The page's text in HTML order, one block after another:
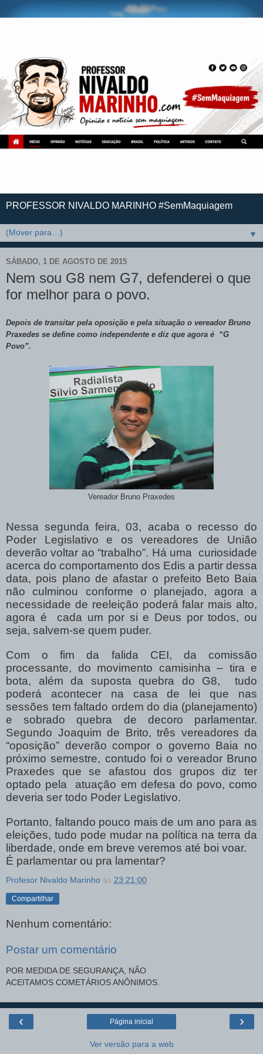
PROFESSOR NIVALDO MARINHO #SemMaquiagem
▼
SÁBADO, 1 DE AGOSTO DE 2015
Nem sou G8 nem G7, defenderei o que
for melhor para o povo.
Depois de transitar pela oposição e pela situação o vereador Bruno
Praxedes se define como independente e diz que agora é “G
Povo”.
Vereador Bruno Praxedes
Nessa segunda feira, 03, acaba o recesso do
Poder Legislativo e os vereadores de União
deverão voltar ao “trabalho”. Há uma curiosidade
acerca do comportamento dos Edis a partir dessa
data, pois plano de afastar o prefeito Beto Baia
não culminou conforme o planejado, agora a
necessidade de reeleição poderá falar mais alto,
agora é cada um por si e Deus por todos, ou
seja, salvem-se quem puder.
Com o fim da falida CEI, da comissão
processante, do movimento camisinha – tira e
bota, além da suposta quebra do G8, tudo
poderá acontecer na casa de lei que nas
sessões tem faltado ordem do dia (planejamento)
e sobrado quebra de decoro parlamentar.
Segundo Joaquim de Brito, três vereadores da
“oposição” deverão compor o governo Baia no
próximo semestre, contudo foi o vereador Bruno
Praxedes que se afastou dos grupos diz ter
optado pela atuação em defesa do povo, como
deveria ser todo Poder Legislativo.
Portanto, faltando pouco mais de um ano para as
eleições, tudo pode mudar na política na terra da
liberdade, onde em breve veremos até boi voar.
É parlamentar ou pra lamentar?
Profesor Nivaldo Marinho às 23:21:00
Compartilhar
Nenhum comentário:
Postar um comentário
POR MEDIDA DE SEGURANÇA, NÃO
ACEITAMOS COMETÁRIOS ANÔNIMOS.
‹ ›
Página inicial
Ver versão para a web